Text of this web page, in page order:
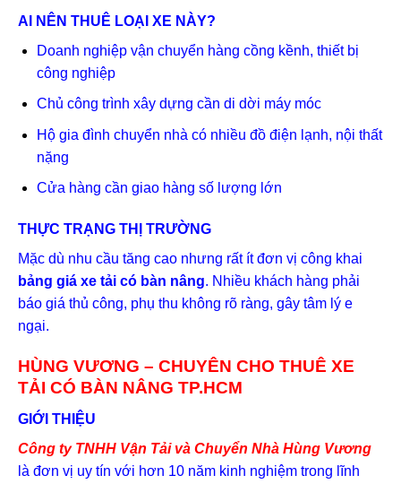
AI NÊN THUÊ LOẠI XE NÀY?
Doanh nghiệp vận chuyển hàng cồng kềnh, thiết bị
công nghiệp
Chủ công trình xây dựng cần di dời máy móc
Hộ gia đình chuyển nhà có nhiều đồ điện lạnh, nội thất
nặng
Cửa hàng cần giao hàng số lượng lớn
THỰC TRẠNG THỊ TRƯỜNG
Mặc dù nhu cầu tăng cao nhưng rất ít đơn vị công khai
bảng giá xe tải có bàn nâng. Nhiều khách hàng phải
báo giá thủ công, phụ thu không rõ ràng, gây tâm lý e
ngại.
HÙNG VƯƠNG – CHUYÊN CHO THUÊ XE
TẢI CÓ BÀN NÂNG TP.HCM
GIỚI THIỆU
Công ty TNHH Vận Tải và Chuyển Nhà Hùng Vương
là đơn vị uy tín với hơn 10 năm kinh nghiệm trong lĩnh